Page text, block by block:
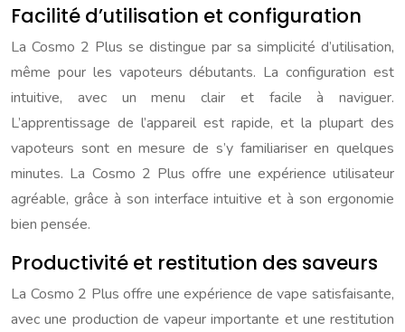
Facilité d’utilisation et configuration
La Cosmo 2 Plus se distingue par sa simplicité d’utilisation,
même pour les vapoteurs débutants. La configuration est
intuitive, avec un menu clair et facile à naviguer.
L’apprentissage de l’appareil est rapide, et la plupart des
vapoteurs sont en mesure de s’y familiariser en quelques
minutes. La Cosmo 2 Plus offre une expérience utilisateur
agréable, grâce à son interface intuitive et à son ergonomie
bien pensée.
Productivité et restitution des saveurs
La Cosmo 2 Plus offre une expérience de vape satisfaisante,
avec une production de vapeur importante et une restitution